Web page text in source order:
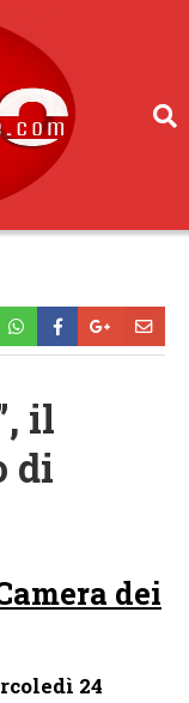
il
di
dei
24